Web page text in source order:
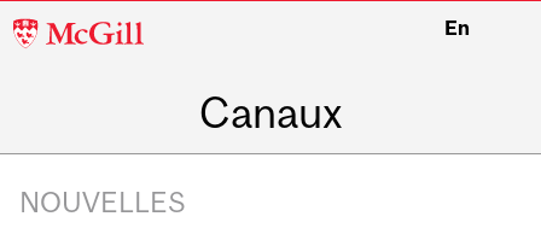
McGill
En
Canaux
NOUVELLES